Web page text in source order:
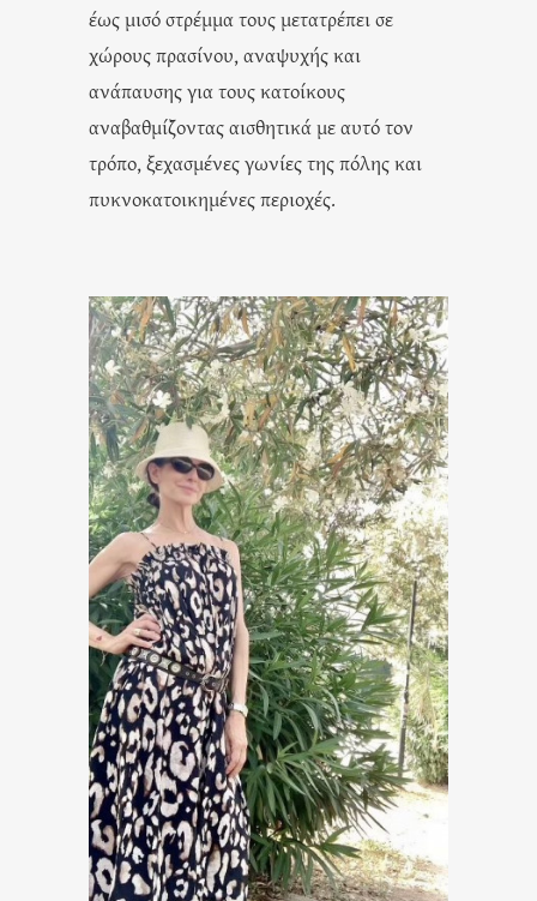
έως μισό στρέμμα τους μετατρέπει σε
χώρους πρασίνου, αναψυχής και
ανάπαυσης για τους κατοίκους
αναβαθμίζοντας αισθητικά με αυτό τον
τρόπο, ξεχασμένες γωνίες της πόλης και
πυκνοκατοικημένες περιοχές.